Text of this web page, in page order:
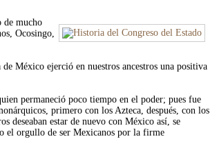
de mucho
Ocosingo,
México ejerció en nuestros ancestros una positiva
permaneció poco tiempo en el poder; pues fue
primero con los Azteca, después, con los
deseaban estar de nuevo con México así, se
el orgullo de ser Mexicanos por la firme